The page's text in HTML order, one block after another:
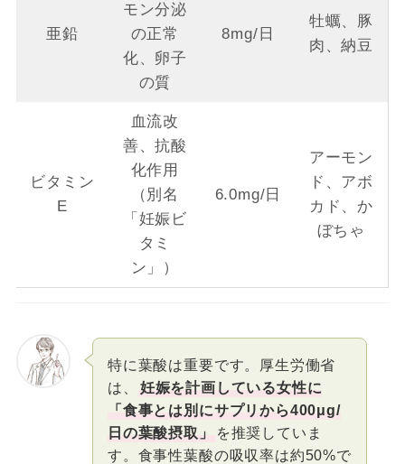
亜鉛
モン分泌
の正常
化、卵子
の質
8mg/日
牡蠣、豚
肉、納豆
ビタミン
E
血流改
善、抗酸
化作用
（別名
「妊娠ビ
タミ
ン」）
6.0mg/日
アーモン
ド、アボ
カド、か
ぼちゃ
特に葉酸は重要です。厚生労働省
は、
妊娠を計画している女性に
「食事とは別にサプリから400μg/
日の葉酸摂取」
を推奨していま
す。食事性葉酸の吸収率は約50%で